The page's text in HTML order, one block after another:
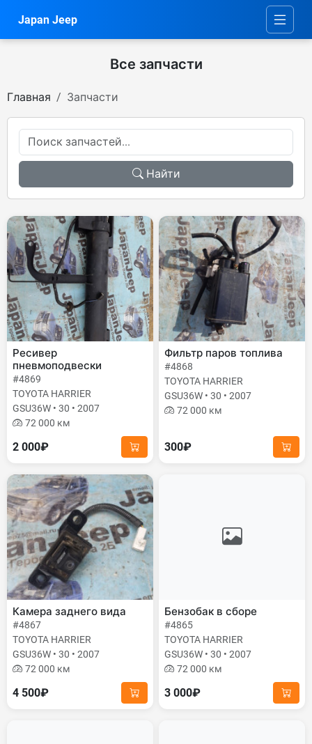
Japan Jeep
Все запчасти
Главная Запчасти
Найти
Ресивер
пневмоподвески
#4869
TOYOTA HARRIER
GSU36W • 30 • 2007
72 000 км
2 000₽
Фильтр паров топлива
#4868
TOYOTA HARRIER
GSU36W • 30 • 2007
72 000 км
300₽
Камера заднего вида
#4867
TOYOTA HARRIER
GSU36W • 30 • 2007
72 000 км
4 500₽
Бензобак в сборе
#4865
TOYOTA HARRIER
GSU36W • 30 • 2007
72 000 км
3 000₽